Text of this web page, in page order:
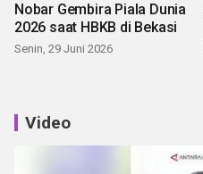
Nobar Gembira Piala Dunia
2026 saat HBKB di Bekasi
Senin, 29 Juni 2026
Video